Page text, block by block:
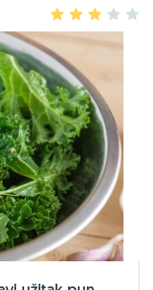
2 3 4